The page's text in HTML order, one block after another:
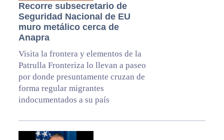
Recorre subsecretario de
Seguridad Nacional de EU
muro metálico cerca de
Anapra
Visita la frontera y elementos de la
Patrulla Fronteriza lo llevan a paseo
por donde presuntamente cruzan de
forma regular migrantes
indocumentados a su país